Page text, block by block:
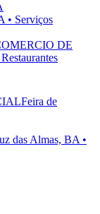
• Serviços
DE
Feira de
das Almas, BA •